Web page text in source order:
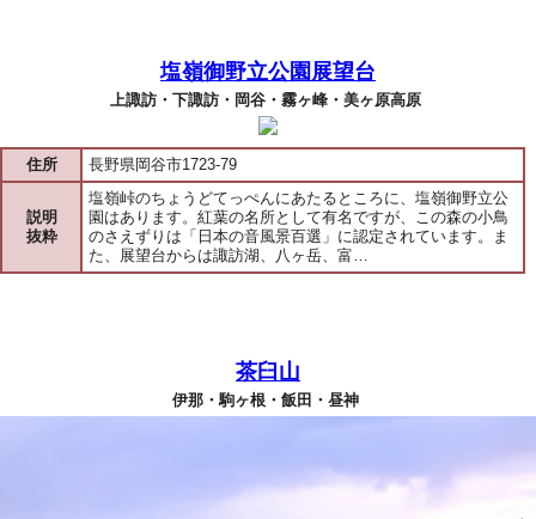
塩嶺御野立公園展望台
上諏訪・下諏訪・岡谷・霧ヶ峰・美ヶ原高原
住所 長野県岡谷市1723-79
説明
抜粋
塩嶺峠のちょうどてっぺんにあたるところに、塩嶺御野立公
園はあります。紅葉の名所として有名ですが、この森の小鳥
のさえずりは「日本の音風景百選」に認定されています。ま
た、展望台からは諏訪湖、八ヶ岳、富…
茶臼山
伊那・駒ヶ根・飯田・昼神